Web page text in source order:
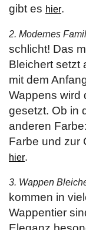
gibt es hier.
2. Modernes
schlicht! Das
Bleichert setzt
mit dem
Wappens wird
gesetzt. Ob in
anderen
Farbe und zur
hier.
3. Wappen
kommen in
Wappentier